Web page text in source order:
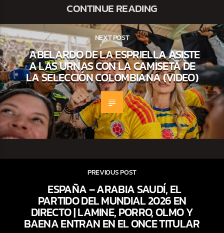
CONTINUE READING
NEXT POST
ABELARDO DE LA ESPRIELLA ASISTE
A LAS URNAS CON LA CAMISETA DE
LA SELECCIÓN COLOMBIANA (VIDEO)
PREVIOUS POST
ESPAÑA – ARABIA SAUDÍ, EL
PARTIDO DEL MUNDIAL 2026 EN
DIRECTO | LAMINE, PORRO, OLMO Y
BAENA ENTRAN EN EL ONCE TITULAR